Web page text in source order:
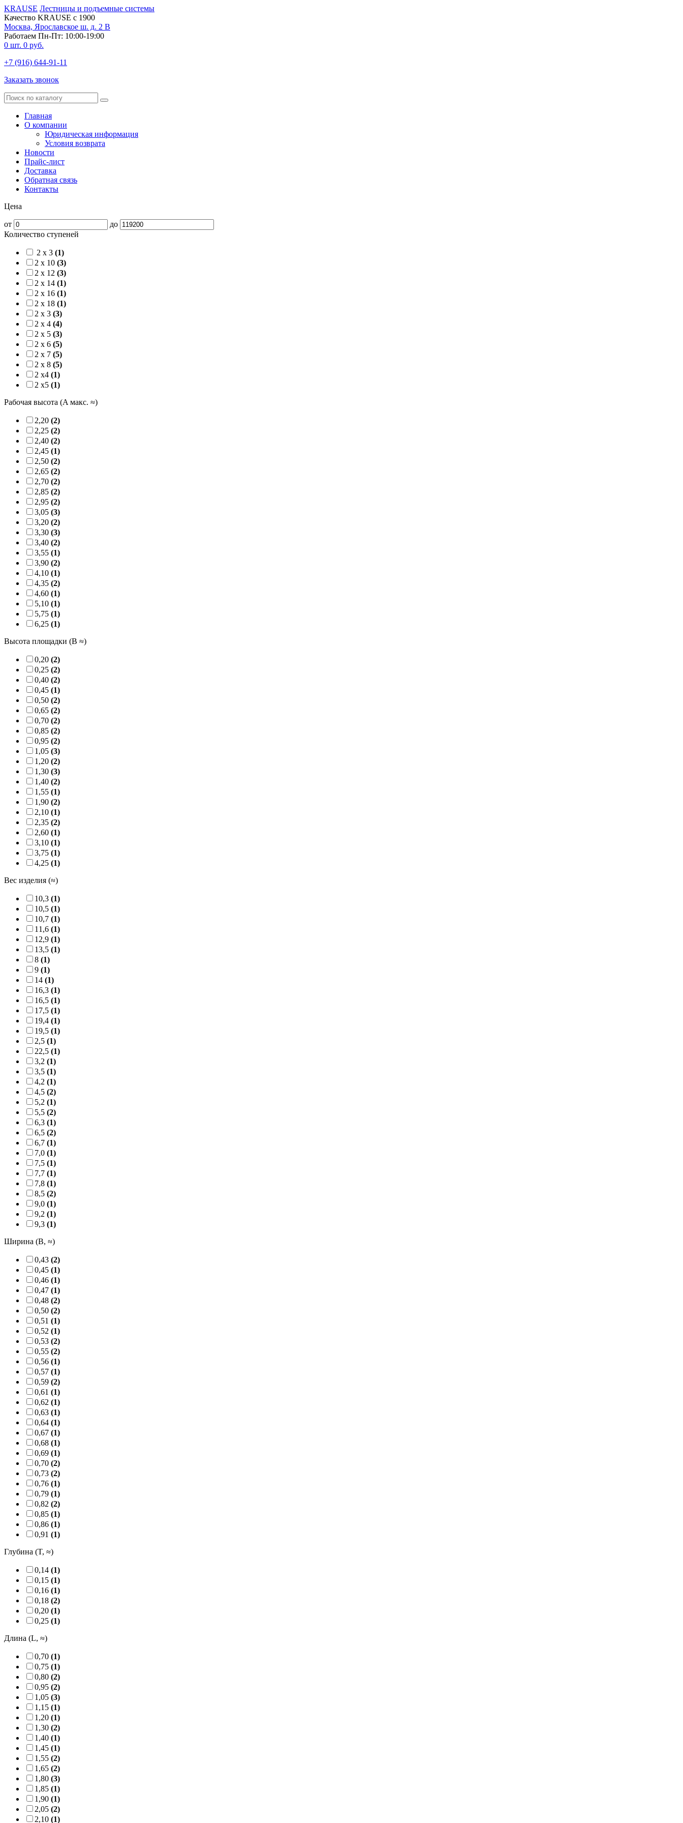
KRAUSE Лестницы и подъемные системы
Качество KRAUSE с 1900
Москва, Ярославское ш. д. 2 В
Работаем Пн-Пт: 10:00-19:00
0 шт. 0 руб.
+7 (916) 644-91-11
Заказать звонок
Главная
О компании
Юридическая информация
Условия возврата
Новости
Прайс-лист
Доставка
Обратная связь
Контакты
Цена
от
до
Количество ступеней
2 x 3 (1)
2 x 10 (3)
2 x 12 (3)
2 x 14 (1)
2 x 16 (1)
2 x 18 (1)
2 x 3 (3)
2 x 4 (4)
2 x 5 (3)
2 x 6 (5)
2 x 7 (5)
2 x 8 (5)
2 x4 (1)
2 x5 (1)
Рабочая высота (A макс. ≈)
2,20 (2)
2,25 (2)
2,40 (2)
2,45 (1)
2,50 (2)
2,65 (2)
2,70 (2)
2,85 (2)
2,95 (2)
3,05 (3)
3,20 (2)
3,30 (3)
3,40 (2)
3,55 (1)
3,90 (2)
4,10 (1)
4,35 (2)
4,60 (1)
5,10 (1)
5,75 (1)
6,25 (1)
Высота площадки (B ≈)
0,20 (2)
0,25 (2)
0,40 (2)
0,45 (1)
0,50 (2)
0,65 (2)
0,70 (2)
0,85 (2)
0,95 (2)
1,05 (3)
1,20 (2)
1,30 (3)
1,40 (2)
1,55 (1)
1,90 (2)
2,10 (1)
2,35 (2)
2,60 (1)
3,10 (1)
3,75 (1)
4,25 (1)
Вес изделия (≈)
10,3 (1)
10,5 (1)
10,7 (1)
11,6 (1)
12,9 (1)
13,5 (1)
8 (1)
9 (1)
14 (1)
16,3 (1)
16,5 (1)
17,5 (1)
19,4 (1)
19,5 (1)
2,5 (1)
22,5 (1)
3,2 (1)
3,5 (1)
4,2 (1)
4,5 (2)
5,2 (1)
5,5 (2)
6,3 (1)
6,5 (2)
6,7 (1)
7,0 (1)
7,5 (1)
7,7 (1)
7,8 (1)
8,5 (2)
9,0 (1)
9,2 (1)
9,3 (1)
Ширина (B, ≈)
0,43 (2)
0,45 (1)
0,46 (1)
0,47 (1)
0,48 (2)
0,50 (2)
0,51 (1)
0,52 (1)
0,53 (2)
0,55 (2)
0,56 (1)
0,57 (1)
0,59 (2)
0,61 (1)
0,62 (1)
0,63 (1)
0,64 (1)
0,67 (1)
0,68 (1)
0,69 (1)
0,70 (2)
0,73 (2)
0,76 (1)
0,79 (1)
0,82 (2)
0,85 (1)
0,86 (1)
0,91 (1)
Глубина (T, ≈)
0,14 (1)
0,15 (1)
0,16 (1)
0,18 (2)
0,20 (1)
0,25 (1)
Длина (L, ≈)
0,70 (1)
0,75 (1)
0,80 (2)
0,95 (2)
1,05 (3)
1,15 (1)
1,20 (1)
1,30 (2)
1,40 (1)
1,45 (1)
1,55 (2)
1,65 (2)
1,80 (3)
1,85 (1)
1,90 (1)
2,05 (2)
2,10 (1)